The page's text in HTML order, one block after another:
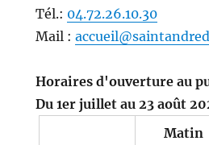
Tél.: 04.72.26.10.30
Mail :
Horaires d'ouverture au
Du 1er juillet au 23 août
Matin